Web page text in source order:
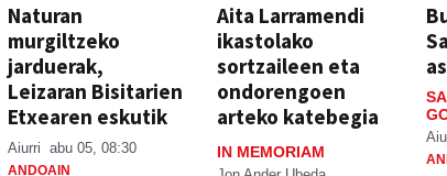
Naturan
murgiltzeko
jarduerak,
Leizaran Bisitarien
Etxearen eskutik
Aiurri abu 05, 08:30
ANDOAIN
Aita Larramendi
ikastolako
sortzaileen eta
ondorengoen
arteko katebegia
IN MEMORIAM